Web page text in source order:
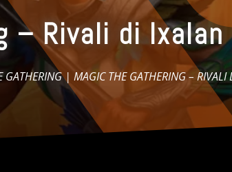
– Rivali di
GATHERING| MAGIC THE GATHERING – RIVALI